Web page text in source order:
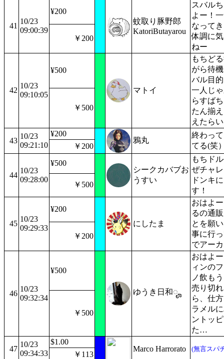
41
10/23
09:00:39
¥200
蚊取り豚野郎
KatoriButayarou
スバル
よー！
なって
体調に
ねー
￥200
42
10/23
09:10:05
¥500
マトイ
もちど
がら待
バル目
一人じ
らすば
たん揃
えたら
￥500
43
10/23
09:21:10
¥200
鴉丸
終わっ
てる(笑
￥200
44
10/23
09:28:00
¥500
シークカバブお
うすい
もちド
ぜチャ
ドンキ
す！
￥500
45
10/23
09:29:33
¥200
にしたま
おはよ
るの通
とを願
事に行
でアー
￥200
46
10/23
09:32:34
¥500
ゆうき日和ೄ
おはよ
ィンの
ノ飲も
売り切
ら、仕
ラメル
ントッ
た…
￥500
47
10/23
09:34:33
$1.00
Marco Harrorato
(無言スパ
￥113